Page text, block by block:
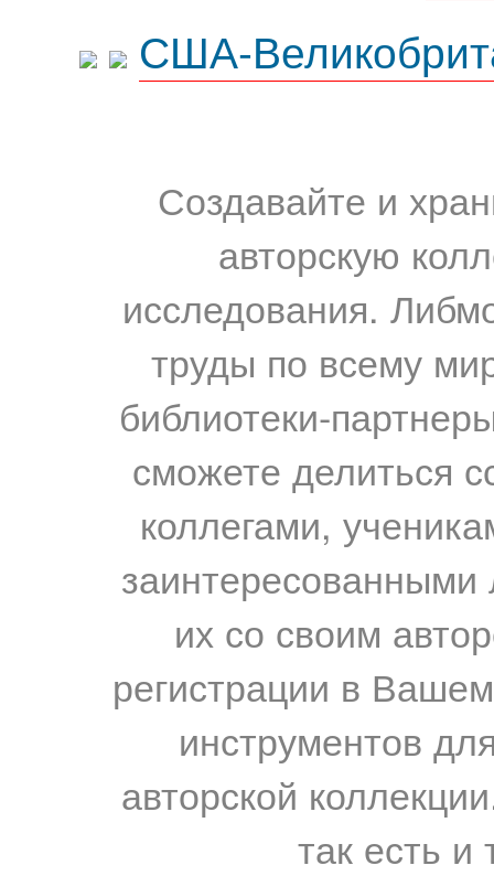
США-
Создавайте и
авторскую
исследования.
труды по всему
библиотеки-
сможете делиться
коллегами,
их со своим
регистрации в
инструментов
авторской
так есть и